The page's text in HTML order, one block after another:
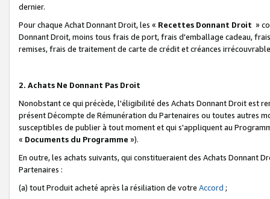
dernier.
Pour chaque Achat Donnant Droit, les « Recettes Donnant Droit »
Donnant Droit, moins tous frais de port, frais d'emballage cadeau,
remises, frais de traitement de carte de crédit et créances
2. Achats Ne Donnant Pas Droit
Nonobstant ce qui précède, l'éligibilité des Achats Donnant Droit est
présent Décompte de Rémunération du Partenaires ou toutes autres
susceptibles de publier à tout moment et qui s'appliquent au
« Documents du Programme »).
En outre, les achats suivants, qui constitueraient des Achats Donnant
Partenaires :
(a) tout Produit acheté après la résiliation de votre Accord ;